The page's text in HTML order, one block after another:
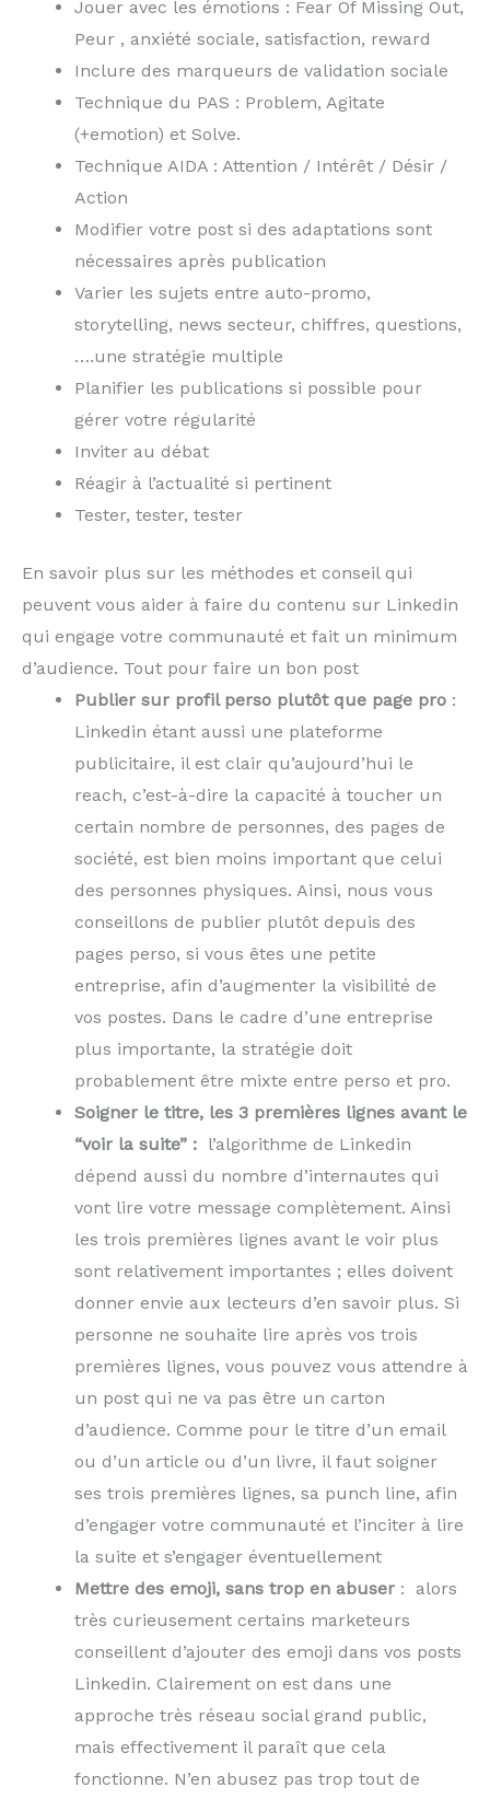
Jouer avec les émotions : Fear Of Missing Out,
Peur , anxiété sociale, satisfaction, reward
Inclure des marqueurs de validation sociale
Technique du PAS : Problem, Agitate
(+emotion) et Solve.
Technique AIDA : Attention / Intérêt / Désir /
Action
Modifier votre post si des adaptations sont
nécessaires après publication
Varier les sujets entre auto-promo,
storytelling, news secteur, chiffres, questions,
….une stratégie multiple
Planifier les publications si possible pour
gérer votre régularité
Inviter au débat
Réagir à l’actualité si pertinent
Tester, tester, tester
En savoir plus sur les méthodes et conseil qui
peuvent vous aider à faire du contenu sur Linkedin
qui engage votre communauté et fait un minimum
d’audience. Tout pour faire un bon post
Publier sur profil perso plutôt que page pro :
Linkedin étant aussi une plateforme
publicitaire, il est clair qu’aujourd’hui le
reach, c’est-à-dire la capacité à toucher un
certain nombre de personnes, des pages de
société, est bien moins important que celui
des personnes physiques. Ainsi, nous vous
conseillons de publier plutôt depuis des
pages perso, si vous êtes une petite
entreprise, afin d’augmenter la visibilité de
vos postes. Dans le cadre d’une entreprise
plus importante, la stratégie doit
probablement être mixte entre perso et pro.
Soigner le titre, les 3 premières lignes avant le
“voir la suite” : l’algorithme de Linkedin
dépend aussi du nombre d’internautes qui
vont lire votre message complètement. Ainsi
les trois premières lignes avant le voir plus
sont relativement importantes ; elles doivent
donner envie aux lecteurs d’en savoir plus. Si
personne ne souhaite lire après vos trois
premières lignes, vous pouvez vous attendre à
un post qui ne va pas être un carton
d’audience. Comme pour le titre d’un email
ou d’un article ou d’un livre, il faut soigner
ses trois premières lignes, sa punch line, afin
d’engager votre communauté et l’inciter à lire
la suite et s’engager éventuellement
Mettre des emoji, sans trop en abuser : alors
très curieusement certains marketeurs
conseillent d’ajouter des emoji dans vos posts
Linkedin. Clairement on est dans une
approche très réseau social grand public,
mais effectivement il paraît que cela
fonctionne. N’en abusez pas trop tout de